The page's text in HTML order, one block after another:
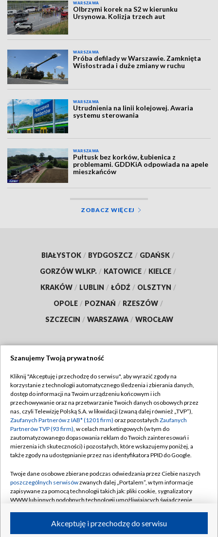
WARSZAWA
Olbrzymi korek na S2 w kierunku
Ursynowa. Kolizja trzech aut
WARSZAWA
Próba defilady w Warszawie. Zamknięta
Wisłostrada i duże zmiany w ruchu
WARSZAWA
Utrudnienia na linii kolejowej. Awaria
systemu sterowania
WARSZAWA
Pułtusk bez korków, Łubienica z
problemami. GDDKiA odpowiada na apele
mieszkańców
ZOBACZ WIĘCEJ
BIAŁYSTOK / BYDGOSZCZ / GDAŃSK /
GORZÓW WLKP. / KATOWICE / KIELCE /
KRAKÓW / LUBLIN / ŁÓDŹ / OLSZTYN /
OPOLE / POZNAŃ / RZESZÓW /
SZCZECIN / WARSZAWA / WROCŁAW
TVP
Abonament TVP
Emisja w TVP
Centrum informacji TVP
Naziemna Telewizja Cyfrowa
Rada Programowa
System NOS
Informacje o nadawcy
Program dla prasy
Regulamin TVP
Polityka prywatności
Moje zgody
Pomoc
Kontakt
Kanały
Szanujemy Twoją prywatność
Kliknij "Akceptuję i przechodzę do serwisu", aby wyrazić zgody na
korzystanie z technologii automatycznego śledzenia i zbierania danych,
dostęp do informacji na Twoim urządzeniu końcowym i ich
przechowywanie oraz na przetwarzanie Twoich danych osobowych przez
nas, czyli Telewizję Polską S.A. w likwidacji (zwaną dalej również „TVP”),
Zaufanych Partnerów z IAB* (1201 firm) oraz pozostałych Zaufanych
Partnerów TVP (93 firm), w celach marketingowych (w tym do
zautomatyzowanego dopasowania reklam do Twoich zainteresowań i
mierzenia ich skuteczności) i pozostałych, które wskazujemy poniżej, a
także zgody na udostępnianie przez nas identyfikatora PPID do Google.
Twoje dane osobowe zbierane podczas odwiedzania przez Ciebie naszych
poszczególnych serwisówzwanych dalej „Portalem”, w tym informacje
zapisywane za pomocą technologii takich jak: pliki cookie, sygnalizatory
WWW lub innych podobnych technologii umożliwiających świadczenie
ruchu w Internecie.Akceptuję i przechodzę do serwisu